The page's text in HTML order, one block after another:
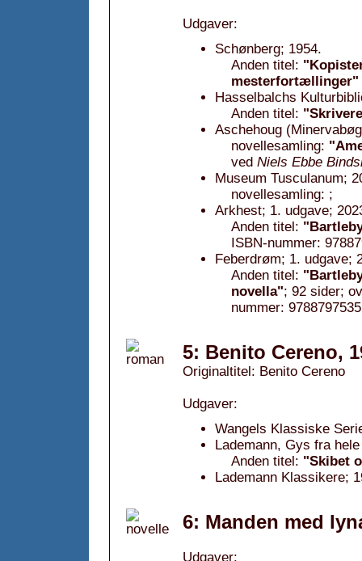
Udgaver:
Schønberg; 1954.
Anden titel:
mesterfortællinger"
Hasselbalchs
Anden titel:
Aschehoug
novellesamling:
ved Niels Ebbe
Museum Tusculanum;
novellesamling: ;
Arkhest; 1. udgave;
Anden titel:
ISBN-nummer:
Feberdrøm; 1. udgave;
Anden titel:
novella"; 92 sider;
nummer:
5: Benito Cereno,
Originaltitel: Benito Cereno
Udgaver:
Wangels Klassiske
Lademann, Gys fra
Anden titel: "Skibet
Lademann Klassikere;
6: Manden med
Udgaver: